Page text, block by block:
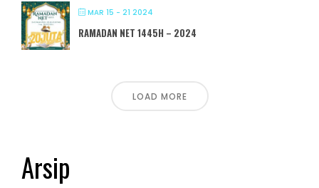
MAR 15 - 21 2024
RAMADAN NET 1445H – 2024
LOAD MORE
Arsip